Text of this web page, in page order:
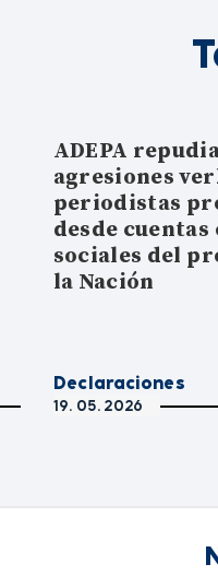
ADEPA
agresiones
periodistas
desde cuentas
sociales del
la Nación
Declaraciones
19. 05. 2026